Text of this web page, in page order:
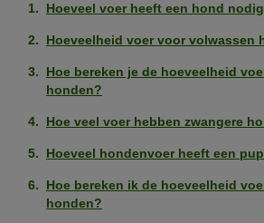
Hoeveel voer heeft een hond
Hoeveelheid voer voor volwassen
Hoe bereken je de hoeveelheid
honden?
Hoe veel voer hebben zwangere
Hoeveel hondenvoer heeft een
Hoe bereken ik de hoeveelheid
honden?